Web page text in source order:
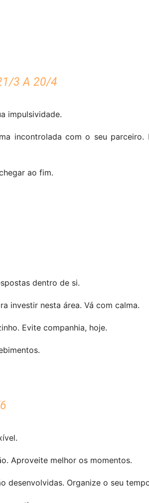
3 A 20/4
impulsividade.
incontrolada com o seu parceiro.
ao fim.
dentro de si.
investir nesta área. Vá com calma.
Evite companhia, hoje.
Aproveite melhor os momentos.
desenvolvidas. Organize o seu